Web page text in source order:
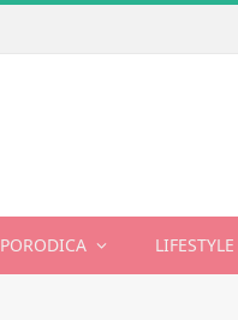
PORODICA LIFESTYLE